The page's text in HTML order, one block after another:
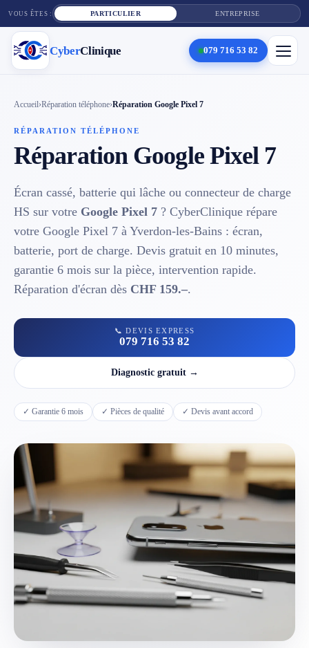
VOUS ÊTES : PARTICULIER ENTREPRISE
CyberClinique 079 716 53 82
Cyber Clinique
Services
Réparation téléphone
Tarifs
Blog
Contact
📱 Réparation téléphone par marque
Région d'Yverdon 6
Gros-de-Vaud
Broye
Jura & Plateau 4
Hors zone 2
→ Toutes les zones d'intervention (21 villes)
079 716 53 82
Accueil›Réparation téléphone›Réparation Google Pixel 7
RÉPARATION TÉLÉPHONE
Réparation Google Pixel 7
Écran cassé, batterie qui lâche ou connecteur de charge
HS sur votre Google Pixel 7 ? CyberClinique répare
votre Google Pixel 7 à Yverdon-les-Bains : écran,
batterie, port de charge. Devis gratuit en 10 minutes,
garantie 6 mois sur la pièce, intervention rapide.
Réparation d'écran dès CHF 159.–.
📞 DEVIS EXPRESS
079 716 53 82
Diagnostic gratuit →
✓ Garantie 6 mois ✓ Pièces de qualité ✓ Devis avant accord